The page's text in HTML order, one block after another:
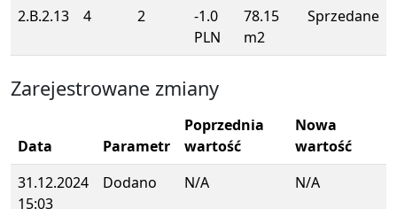
2.B.2.13
4 2
-1.0
PLN
78.15
m2
Sprzedane
Zarejestrowane zmiany
Data Parametr
Poprzednia
wartość
Nowa
wartość
31.12.2024
15:03
Dodano N/A N/A